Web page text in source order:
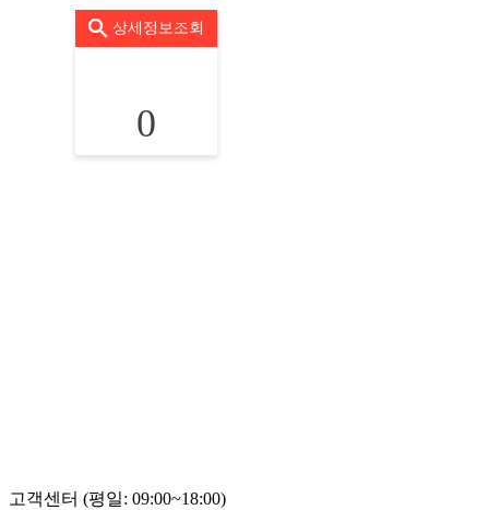
상세정보조회
0
고객센터 (평일: 09:00~18:00)